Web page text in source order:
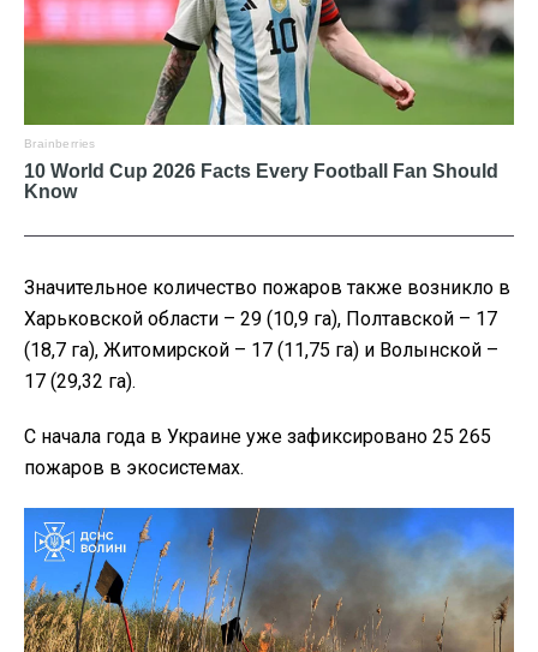
Значительное количество пожаров также возникло в
Харьковской области – 29 (10,9 га), Полтавской – 17
(18,7 га), Житомирской – 17 (11,75 га) и Волынской –
17 (29,32 га).
С начала года в Украине уже зафиксировано 25 265
пожаров в экосистемах.